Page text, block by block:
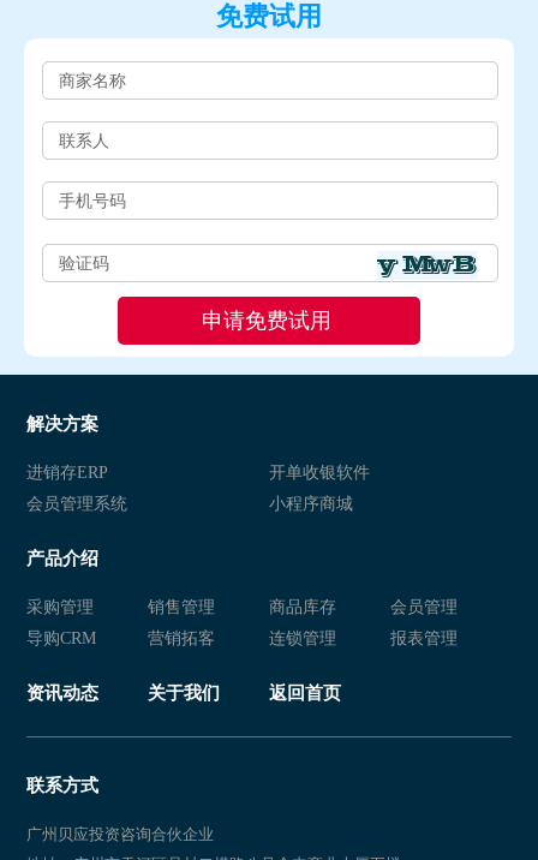
免费试用
解决方案
进销存ERP
开单收银软件
会员管理系统
小程序商城
产品介绍
采购管理 销售管理 商品库存
会员管理
导购CRM
营销拓客 连锁管理 报表管理
资讯动态 关于我们 返回首页
联系方式
广州贝应投资咨询合伙企业